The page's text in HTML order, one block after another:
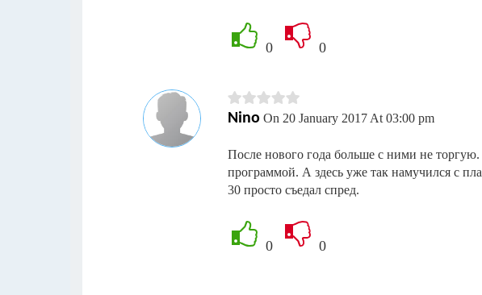
0 0
NinoOn 20 January 2017 At 03:00 pm
После нового года больше с ними не
программой. А здесь уже так намучился с
30 просто съедал спред.
0 0